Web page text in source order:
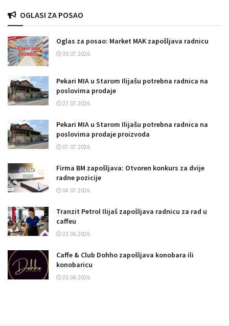
OGLASI ZA POSAO
Oglas za posao: Market MAK zapošljava radnicu
30.07.2026.
Pekari MIA u Starom Ilijašu potrebna radnica na
poslovima prodaje
27.07.2026.
Pekari MIA u Starom Ilijašu potrebna radnica na
poslovima prodaje proizvoda
07.07.2026.
Firma BM zapošljava: Otvoren konkurs za dvije
radne pozicije
04.07.2026.
Tranzit Petrol Ilijaš zapošljava radnicu za rad u
caffeu
23.06.2026.
Caffe & Club Dohho zapošljava konobara ili
konobaricu
23.06.2026.